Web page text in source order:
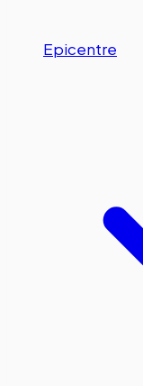
Epicentre